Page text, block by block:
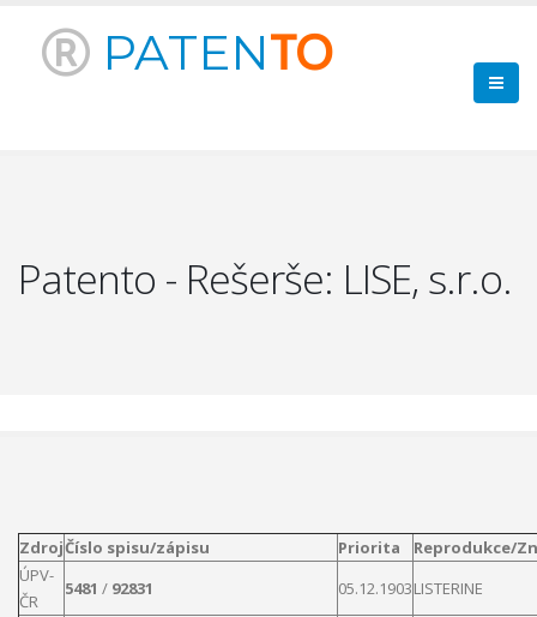
PATENTO
Patento - Rešerše: LISE, s.r.o.
ZdrojČíslo spisu/zápisu Priorita
Reprodukce/
ÚPV-
ČR
5481 / 92831 05.12.1903LISTERINE